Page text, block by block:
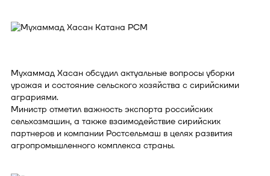
Мухаммад Хасан обсудил актуальные вопросы уборки
урожая и состояние сельского хозяйства с сирийскими
аграриями.
Министр отметил важность экспорта российских
сельхозмашин, а также взаимодействие сирийских
партнеров и компании Ростсельмаш в целях развития
агропромышленного комплекса страны.